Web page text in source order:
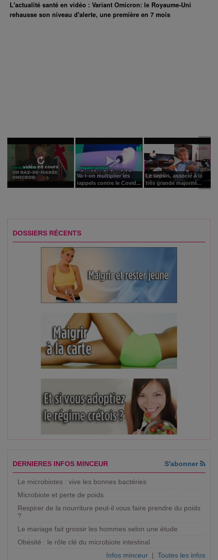
L'actualité santé en vidéo : Variant Omicron: le Royaume-Uni
rehausse son niveau d'alerte, une première en 7 mois
vidéo en cours
Va-t-on multiplier les
rappels contre le Covid...
Le sepsis, associé à la
très grande majorité...
DOSSIERS RÉCENTS
DERNIERES INFOS MINCEUR S'abonner
Le microbiotes : vive les bonnes bactéries
Microbiote et perte de poids
Respirer de la nourriture peut-il vous faire prendre du poids
?
Le mariage fait grossir les hommes selon une étude
Obésité : le rôle clé du microbiote intestinal
Infos minceur | Toutes les infos